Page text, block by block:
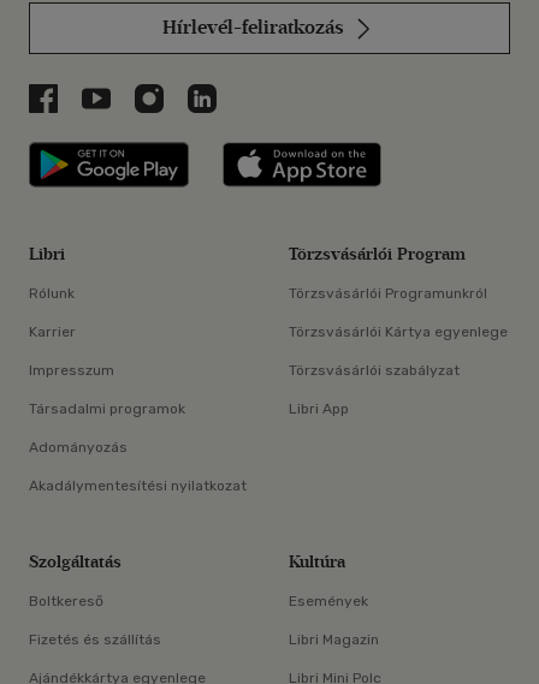
Hírlevél-feliratkozás
Libri a Facebookon
Libri a Youtube-on
Libri az Instagramon
Libri a LinkedInen
Libri applikáció Szerezd meg: Google
Libri
Rólunk
Karrier
Impresszum
Társadalmi programok
Adományozás
Akadálymentesítési nyilatkozat
Törzsvásárlói Program
Törzsvásárlói Programunkról
Törzsvásárlói Kártya egyenlege
Törzsvásárlói szabályzat
Libri App
Szolgáltatás
Boltkereső
Fizetés és szállítás
Ajándékkártya egyenlege
Kultúra
Események
Libri Magazin
Libri Mini Polc